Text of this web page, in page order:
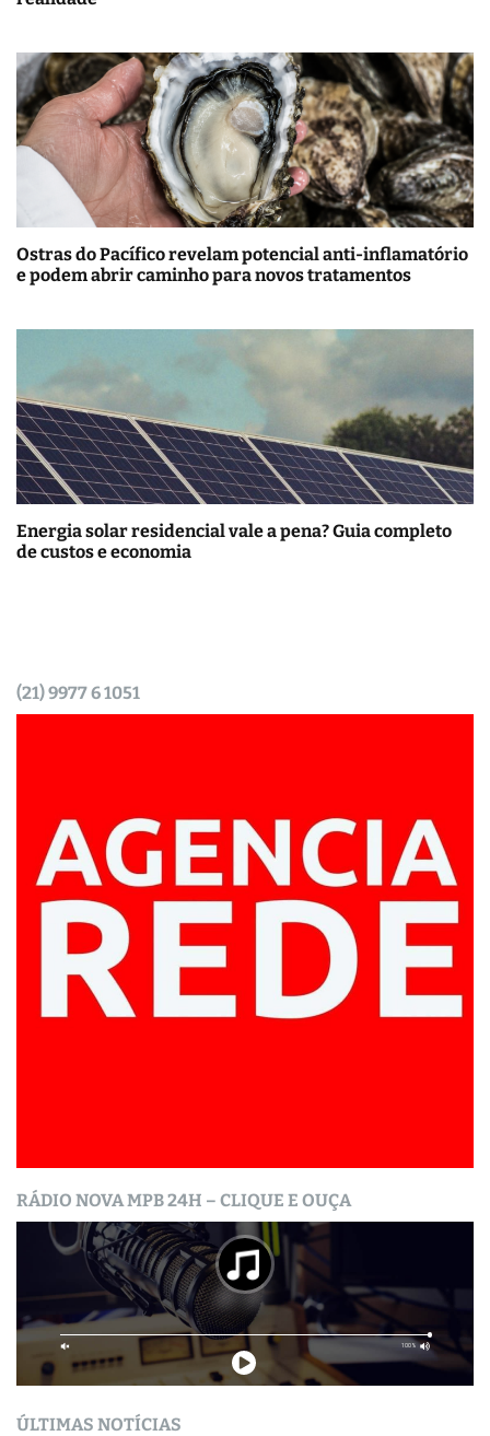
Ostras do Pacífico revelam potencial anti-inflamatório
e podem abrir caminho para novos tratamentos
Energia solar residencial vale a pena? Guia completo
de custos e economia
(21) 9977 6 1051
RÁDIO NOVA MPB 24H – CLIQUE E OUÇA
ÚLTIMAS NOTÍCIAS